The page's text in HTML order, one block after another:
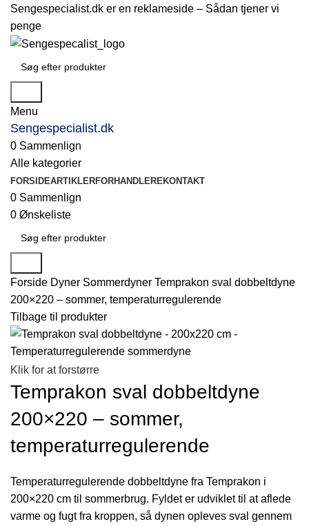
Sengespecialist.dk er en reklameside – Sådan tjener vi
penge
Menu
Sengespecialist.dk
0 Sammenlign
Alle kategorier
FORSIDEARTIKLERFORHANDLEREKONTAKT
0 Sammenlign
0 Ønskeliste
Forside Dyner Sommerdyner Temprakon sval dobbeltdyne
200×220 – sommer, temperaturregulerende
Tilbage til produkter
Klik for at forstørre
Temprakon sval dobbeltdyne
200×220 – sommer,
temperaturregulerende
Temperaturregulerende dobbeltdyne fra Temprakon i
200×220 cm til sommerbrug. Fyldet er udviklet til at aflede
varme og fugt fra kroppen, så dynen opleves sval gennem